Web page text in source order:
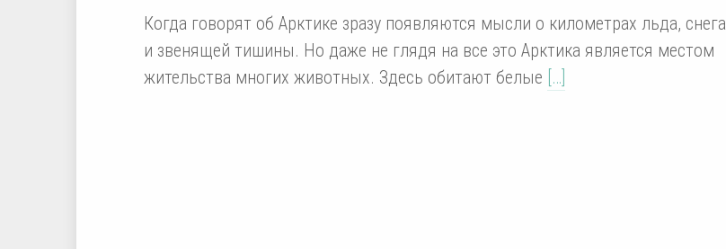
Когда говорят об Арктике зразу появляются мысли о километрах льда, снега
и звенящей тишины. Но даже не глядя на все это Арктика является местом
жительства многих животных. Здесь обитают белые […]